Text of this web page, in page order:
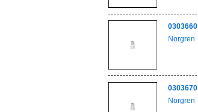
0303660
Norgren
0303670
Norgren